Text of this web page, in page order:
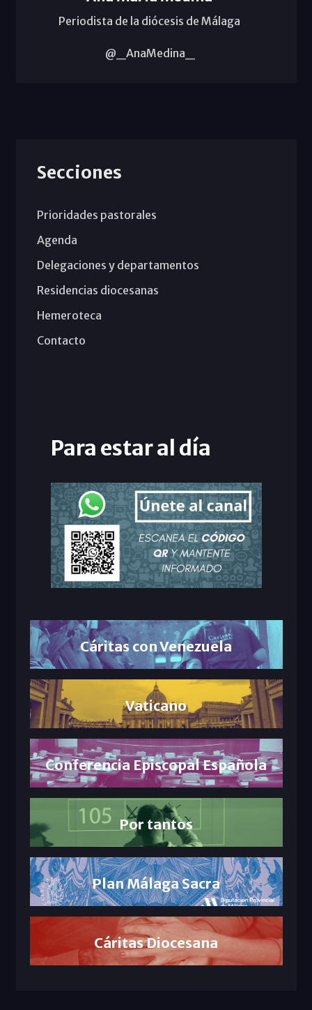
Periodista de la diócesis de Málaga
@_AnaMedina_
Secciones
Prioridades pastorales
Agenda
Delegaciones y departamentos
Residencias diocesanas
Hemeroteca
Contacto
Para estar al día
Cáritas con Venezuela
Vaticano
Conferencia Episcopal Española
Por tantos
Plan Málaga Sacra
Cáritas Diocesana